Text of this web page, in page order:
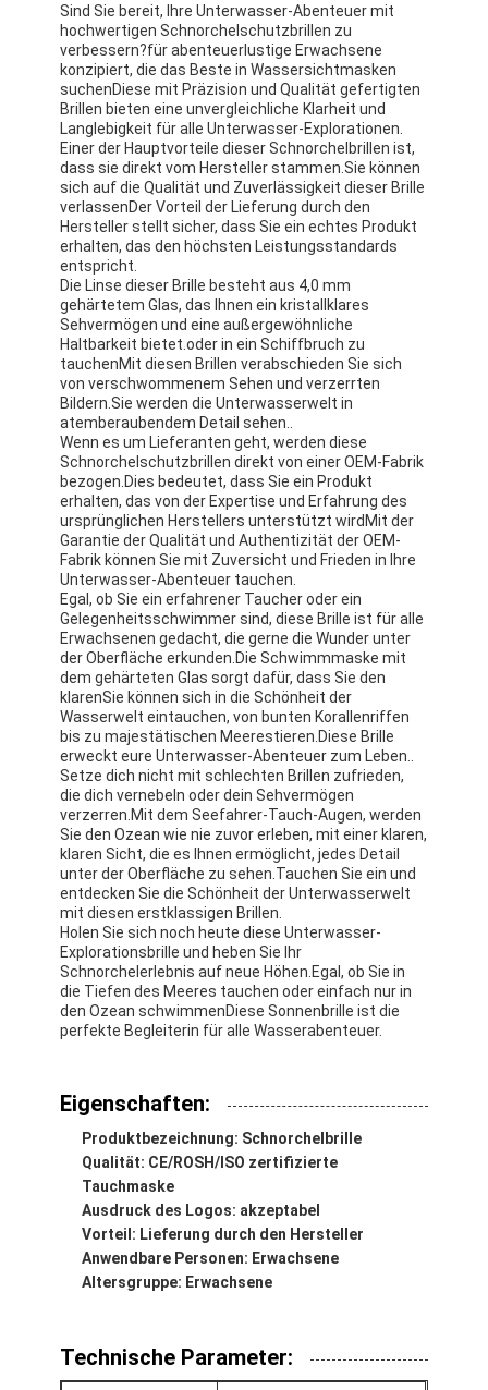
Zu Hause
Videos
Sind Sie bereit, Ihre Unterwasser-Abenteuer mit
hochwertigen Schnorchelschutzbrillen zu
verbessern?für abenteuerlustige Erwachsene
konzipiert, die das Beste in Wassersichtmasken
suchenDiese mit Präzision und Qualität gefertigten
Brillen bieten eine unvergleichliche Klarheit und
Langlebigkeit für alle Unterwasser-Explorationen.
Einer der Hauptvorteile dieser Schnorchelbrillen ist,
dass sie direkt vom Hersteller stammen.Sie können
sich auf die Qualität und Zuverlässigkeit dieser Brille
verlassenDer Vorteil der Lieferung durch den
Hersteller stellt sicher, dass Sie ein echtes Produkt
erhalten, das den höchsten Leistungsstandards
entspricht.
Die Linse dieser Brille besteht aus 4,0 mm
gehärtetem Glas, das Ihnen ein kristallklares
Sehvermögen und eine außergewöhnliche
Haltbarkeit bietet.oder in ein Schiffbruch zu
tauchenMit diesen Brillen verabschieden Sie sich
von verschwommenem Sehen und verzerrten
Bildern.Sie werden die Unterwasserwelt in
atemberaubendem Detail sehen..
Wenn es um Lieferanten geht, werden diese
Schnorchelschutzbrillen direkt von einer OEM-Fabrik
bezogen.Dies bedeutet, dass Sie ein Produkt
erhalten, das von der Expertise und Erfahrung des
ursprünglichen Herstellers unterstützt wirdMit der
Garantie der Qualität und Authentizität der OEM-
Fabrik können Sie mit Zuversicht und Frieden in Ihre
Unterwasser-Abenteuer tauchen.
Egal, ob Sie ein erfahrener Taucher oder ein
Gelegenheitsschwimmer sind, diese Brille ist für alle
Erwachsenen gedacht, die gerne die Wunder unter
der Oberfläche erkunden.Die Schwimmmaske mit
dem gehärteten Glas sorgt dafür, dass Sie den
klarenSie können sich in die Schönheit der
Wasserwelt eintauchen, von bunten Korallenriffen
bis zu majestätischen Meerestieren.Diese Brille
erweckt eure Unterwasser-Abenteuer zum Leben..
Setze dich nicht mit schlechten Brillen zufrieden,
die dich vernebeln oder dein Sehvermögen
verzerren.Mit dem Seefahrer-Tauch-Augen, werden
Sie den Ozean wie nie zuvor erleben, mit einer klaren,
klaren Sicht, die es Ihnen ermöglicht, jedes Detail
unter der Oberfläche zu sehen.Tauchen Sie ein und
entdecken Sie die Schönheit der Unterwasserwelt
mit diesen erstklassigen Brillen.
Holen Sie sich noch heute diese Unterwasser-
Explorationsbrille und heben Sie Ihr
Schnorchelerlebnis auf neue Höhen.Egal, ob Sie in
die Tiefen des Meeres tauchen oder einfach nur in
den Ozean schwimmenDiese Sonnenbrille ist die
perfekte Begleiterin für alle Wasserabenteuer.
Eigenschaften:
Produktbezeichnung: Schnorchelbrille
Qualität: CE/ROSH/ISO zertifizierte
Tauchmaske
Ausdruck des Logos: akzeptabel
Vorteil: Lieferung durch den Hersteller
Anwendbare Personen: Erwachsene
Altersgruppe: Erwachsene
Technische Parameter: